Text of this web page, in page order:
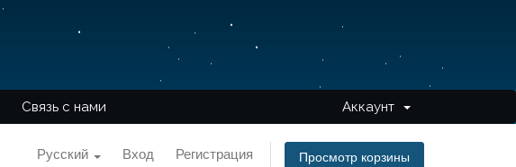
Связь с нами Аккаунт
Русский Вход Регистрация Просмотр корзины